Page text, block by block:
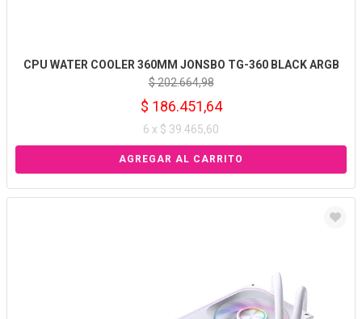
CPU WATER COOLER 360MM JONSBO TG-360 BLACK ARGB
$ 202.664,98
$ 186.451,64
6 x $ 39.465,60